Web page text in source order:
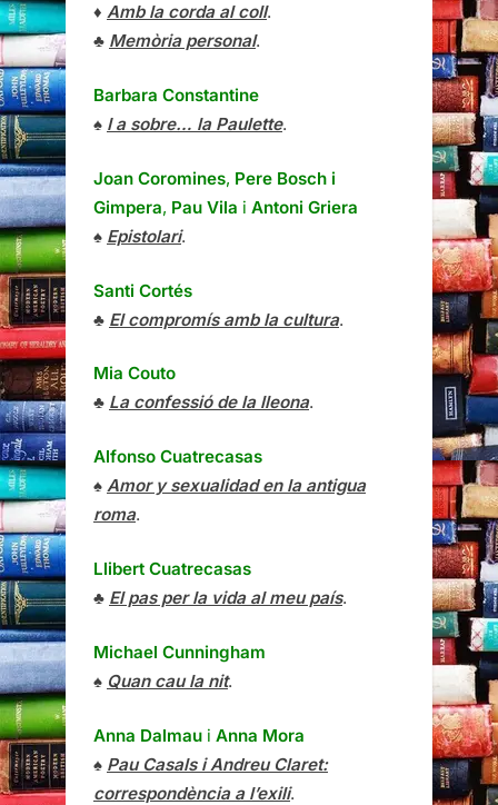
♦ Amb la corda al coll.
♣ Memòria personal.
Barbara Constantine
♠ I a sobre… la Paulette.
Joan Coromines, Pere Bosch i
Gimpera, Pau Vila i Antoni Griera
♠ Epistolari.
Santi Cortés
♣ El compromís amb la cultura.
Mia Couto
♣ La confessió de la lleona.
Alfonso Cuatrecasas
♠ Amor y sexualidad en la antigua
roma.
Llibert Cuatrecasas
♣ El pas per la vida al meu país.
Michael Cunningham
♠ Quan cau la nit.
Anna Dalmau i Anna Mora
♠ Pau Casals i Andreu Claret:
correspondència a l’exili.